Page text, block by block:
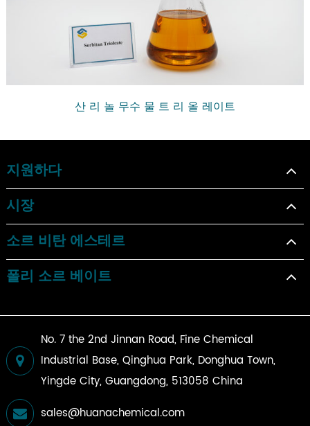
산 리 놀 무수 물 트 리 올 레이트
지원하다
시장
소르 비탄 에스테르
폴리 소르 베이트
No. 7 the 2nd Jinnan Road, Fine Chemical
Industrial Base, Qinghua Park, Donghua Town,
Yingde City, Guangdong, 513058 China
sales@huanachemical.com